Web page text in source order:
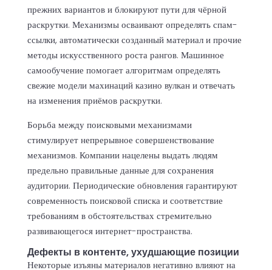
прежних вариантов и блокируют пути для чёрной
раскрутки. Механизмы осваивают определять спам-
ссылки, автоматически созданный материал и прочие
методы искусственного роста рангов. Машинное
самообучение помогает алгоритмам определять
свежие модели махинаций казино вулкан и отвечать
на изменения приёмов раскрутки.
Борьба между поисковыми механизмами
стимулирует непрерывное совершенствование
механизмов. Компании нацелены выдать людям
предельно правильные данные для сохранения
аудитории. Периодические обновления гарантируют
современность поисковой списка и соответствие
требованиям в обстоятельствах стремительно
развивающегося интернет-пространства.
Дефекты в контенте, ухудшающие позиции
Некоторые изъяны материалов негативно влияют на